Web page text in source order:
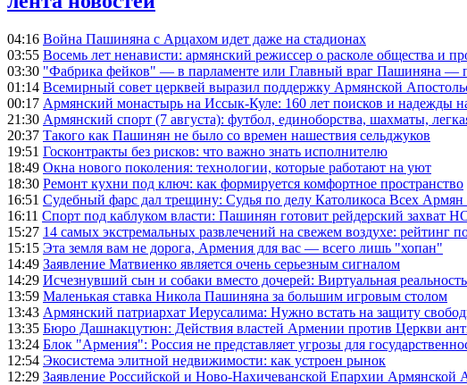
04:16 Война Пашиняна с Арцахом идет даже на стадионах
03:55 Восемь лет ненависти: армянский режиссер о расколе общества и
03:30 "Фабрика фейков" — в парламенте или Главный враг Пашиняна —
01:14 Всемирный совет церквей выразил поддержку Армянской
00:17 Армянский монастырь на Иссык-Куле: 160 лет поисков и надежды
21:30 Армянский спорт (7 августа): футбол, единоборства, шахматы,
20:37 Такого как Пашинян не было со времен нашествия сельджуков
19:51 Госконтракты без рисков: что важно знать исполнителю
18:49 Окна нового поколения: технологии, которые работают на уют
18:30 Ремонт кухни под ключ: как формируется комфортное пространство
16:51 Судебный фарс дал трещину: Судья по делу Католикоса Всех Армян
16:11 Спорт под каблуком власти: Пашинян готовит рейдерский захват
15:27 14 самых экстремальных развлечений на свежем воздухе: рейтинг
15:15 Эта земля вам не дорога, Армения для вас — всего лишь "хопан"
14:49 Заявление Матвиенко является очень серьезным сигналом
14:29 Исчезнувший сын и собаки вместо дочерей: Виртуальная
13:59 Маленькая ставка Никола Пашиняна за большим игровым столом
13:43 Армянский патриархат Иерусалима: Нужно встать на защиту
13:35 Бюро Дашнакцутюн: Действия властей Армении против Церкви
13:24 Блок "Армения": Россия не представляет угрозы для
12:54 Экосистема элитной недвижимости: как устроен рынок
12:29 Заявление Российской и Ново-Нахичеванской Епархии Армянской